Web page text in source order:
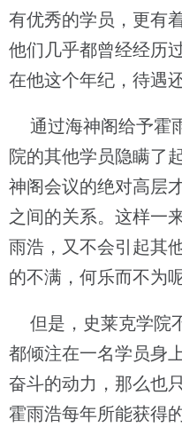
有优秀的学员，更有
他们几乎都曾经经历
在他这个年纪，待遇
通过海神阁给予霍
院的其他学员隐瞒了
神阁会议的绝对高层
之间的关系。这样一
雨浩，又不会引起其
的不满，何乐而不为
但是，史莱克学院
都倾注在一名学员身
奋斗的动力，那么也
霍雨浩每年所能获得